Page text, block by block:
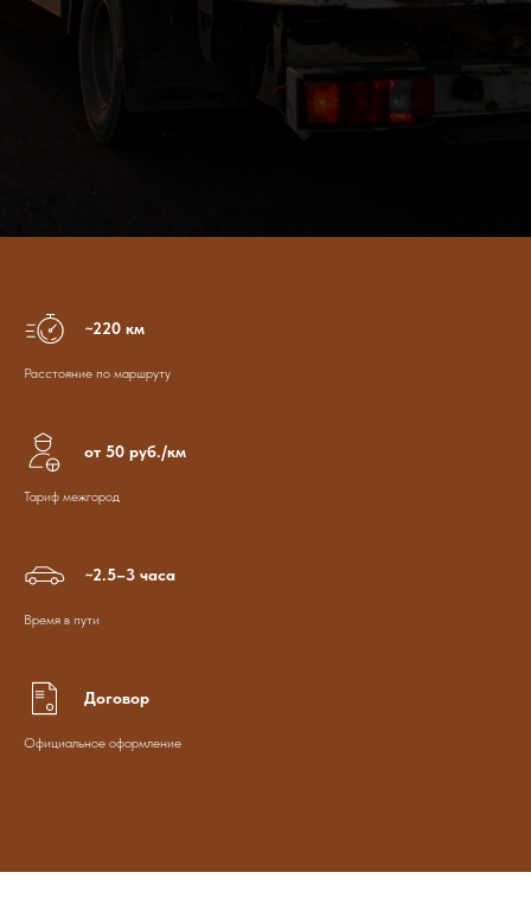
~220 км
Расстояние по маршруту
от 50 руб./км
Тариф межгород
~2.5–3 часа
Время в пути
Договор
Официальное оформление